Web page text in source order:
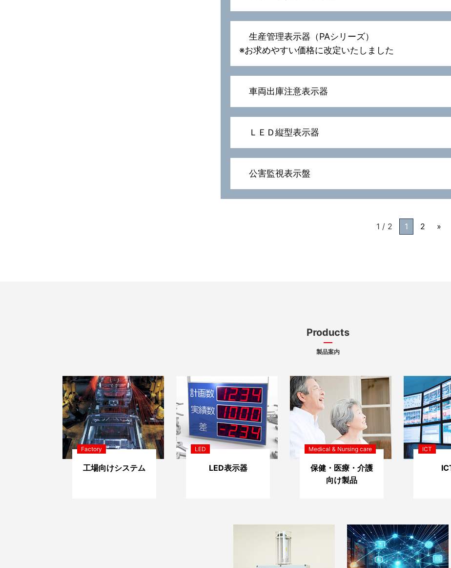
生産管理表示器（PAシリーズ）
※お求めやすい価格に改定いたしました
車両出庫注意表示器
ＬＥＤ縦型表示器
公害監視表示盤
1 / 2 1 2 »
Products
製品案内
Factory
工場向けシステム
LED
LED表示器
Medical & Nursing care
保健・医療・介護
向け製品
ICT